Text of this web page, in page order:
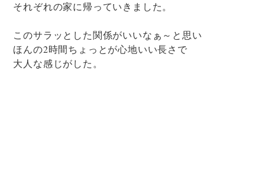
それぞれの家に帰っていきました。
このサラッとした関係がいいなぁ～と思い
ほんの2時間ちょっとが心地いい長さで
大人な感じがした。